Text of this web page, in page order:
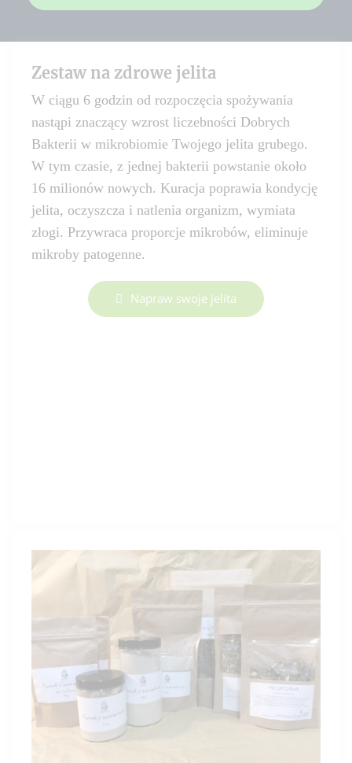
Zestaw na zdrowe jelita
W ciągu 6 godzin od rozpoczęcia spożywania
nastąpi znaczący wzrost liczebności Dobrych
Bakterii w mikrobiomie Twojego jelita grubego.
W tym czasie, z jednej bakterii powstanie około
16 milionów nowych. Kuracja poprawia kondycję
jelita, oczyszcza i natlenia organizm, wymiata
złogi. Przywraca proporcje mikrobów, eliminuje
mikroby patogenne.
Napraw swoje jelita